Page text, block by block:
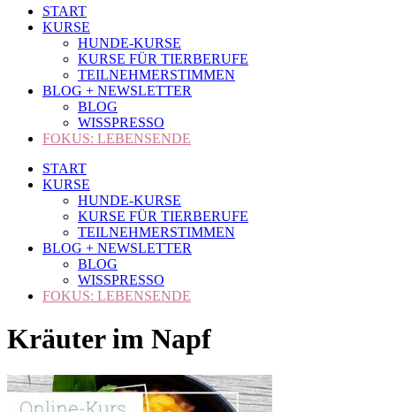
START
KURSE
HUNDE-KURSE
KURSE FÜR TIERBERUFE
TEILNEHMERSTIMMEN
BLOG + NEWSLETTER
BLOG
WISSPRESSO
FOKUS: LEBENSENDE
START
KURSE
HUNDE-KURSE
KURSE FÜR TIERBERUFE
TEILNEHMERSTIMMEN
BLOG + NEWSLETTER
BLOG
WISSPRESSO
FOKUS: LEBENSENDE
Kräuter im Napf